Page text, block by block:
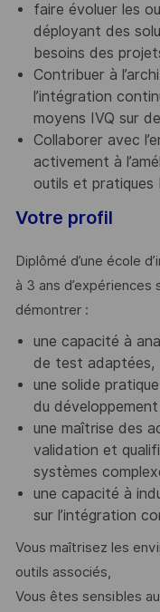
faire évoluer les
déployant des
besoins des
Contribuer à
l’intégration
moyens IVQ sur
Collaborer avec
activement à
outils et pratiques
Votre profil
Diplômé d’une école
à 3 ans
démontrer :
une capacité à
de test adaptées,
une solide
du
une maîtrise des
validation et
systèmes
une capacité à
sur l’intégration
Vous maîtrisez les
outils associés,
Vous êtes sensibles